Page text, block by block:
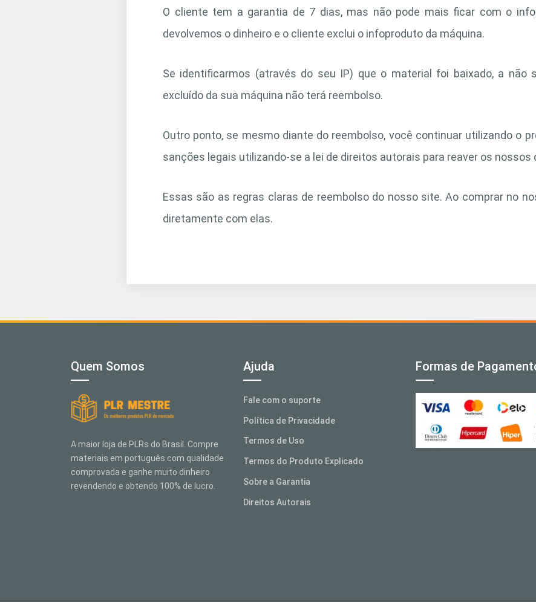
O cliente tem a garantia de 7 dias, mas não pode mais ficar com o
devolvemos o dinheiro e o cliente exclui o infoproduto da máquina.
Se identificarmos (através do seu IP) que o material foi baixado, a não
excluído da sua máquina não terá reembolso.
Outro ponto, se mesmo diante do reembolso, você continuar utilizando o
sanções legais utilizando-se a lei de direitos autorais para reaver os nossos
Essas são as regras claras de reembolso do nosso site. Ao comprar no
diretamente com elas.
Quem Somos
A maior loja de PLRs do Brasil. Compre
materiais em português com qualidade
comprovada e ganhe muito dinheiro
revendendo e obtendo 100% de lucro.
Ajuda
Fale com o suporte
Política de Privacidade
Termos de Uso
Termos do Produto Explicado
Sobre a Garantia
Direitos Autorais
Formas de